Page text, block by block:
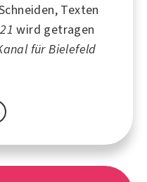
Texten
wird getragen
für Bielefeld